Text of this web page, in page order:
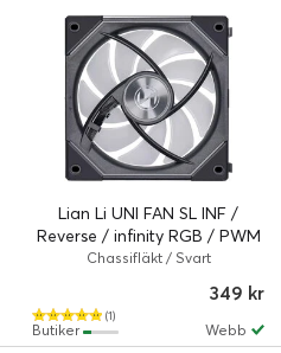
Lian Li UNI FAN SL INF /
Reverse / infinity RGB / PWM
/ 120mm
Chassifläkt / Svart
(1)
349 kr
Webb
Butiker